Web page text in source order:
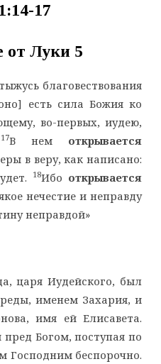
14-17
от Луки 5
благовествования
есть сила Божия ко
во-первых, иудею,
17В нем открывается
в веру, как написано:
18Ибо открывается
нечестие и неправду
неправдой»
царя Иудейского, был
именем Захария, и
имя ей Елисавета.
Богом, поступая по
Господним беспорочно.